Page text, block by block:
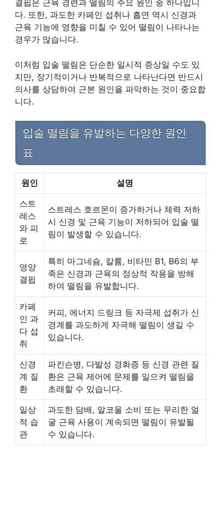
결핍은 근육 경련과 떨림의 주요 원인 중 하나입니
다. 또한, 과도한 카페인 섭취나 흡연 역시 신경과
근육 기능에 영향을 미칠 수 있어 떨림이 나타나는
경우가 많습니다.
이처럼 입술 떨림은 단순한 일시적 증상일 수도 있
지만, 장기적이거나 반복적으로 나타난다면 반드시
의사를 상담하여 근본 원인을 파악하는 것이 중요합
니다.
입술 떨림을 유발하는 다양한 원인
표
원인 설명
스트
레스
와 피
로
스트레스 호르몬이 증가하거나 체력 저하
시 신경 및 근육 기능이 저하되어 입술 떨
림이 발생할 수 있습니다.
영양
결핍
특히 마그네슘, 칼륨, 비타민 B1, B6의 부
족은 신경과 근육의 정상적 작용을 방해
하여 떨림을 유발합니다.
카페
인 과
다 섭
취
커피, 에너지 드링크 등 자극제 섭취가 신
경계를 과도하게 자극해 떨림이 생길 수
있습니다.
신경
계 질
환
파킨슨병, 다발성 경화증 등 신경 관련 질
환은 근육 제어에 문제를 일으켜 떨림을
초래할 수 있습니다.
일상
적 습
관
과도한 담배, 알코올 소비 또는 무리한 얼
굴 근육 사용이 계속되면 떨림이 유발될
수 있습니다.